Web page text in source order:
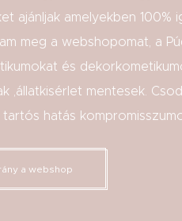
ajánljak amelyekben 100%
meg a webshopomat, a
és
,állatkisérlet mentesek.
tartós hatás
a webshop